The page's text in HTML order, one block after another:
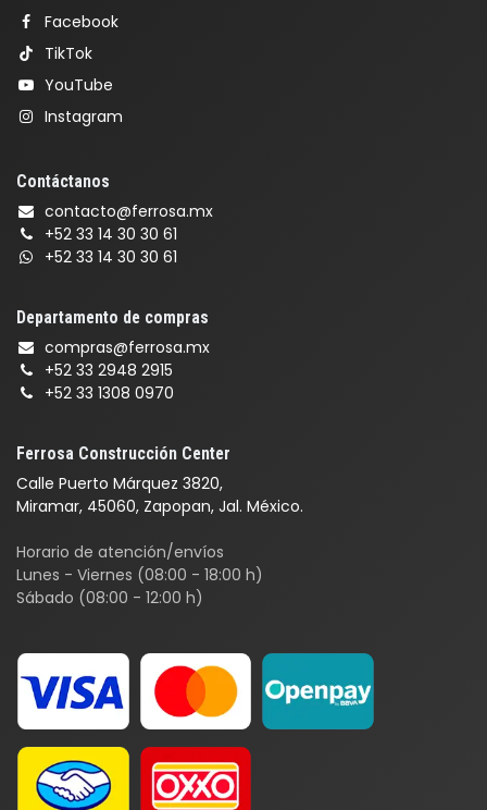
Ferrosa Construcción Center
Calle Puerto Márquez 3820,
Miramar, 45060, Zapopan, Jal. México.
Horario de atención/envíos
Lunes - Viernes (08:00 - 18:00 h)
Sábado (08:00 - 12:00 h)
Facebook
TikTok
YouTube
Instagram
Contáctanos
contacto@ferrosa.mx
+52 33 14 30 30 61
+52 33 14 30 30 61
Departamento de compras
compras@ferrosa.mx
+52 33 2948 2915
+52 33 1308 0970